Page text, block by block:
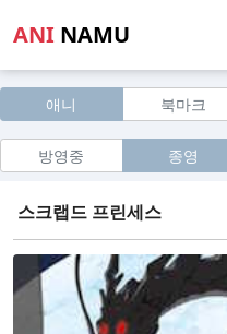
ANI NAMU
애니 북마크
방영중 종영
스크랩드 프린세스